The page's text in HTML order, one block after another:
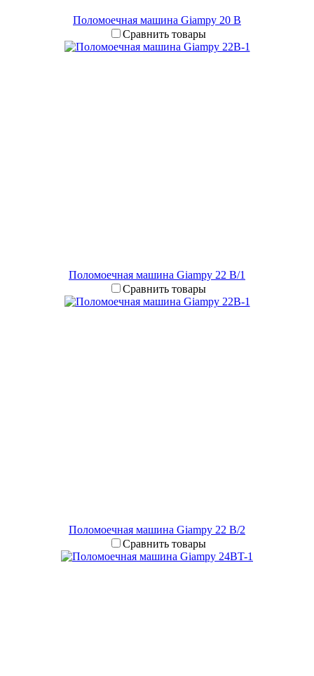
Поломоечная машина Giampy 20 B
Сравнить товары
Поломоечная машина Giampy 22 B/1
Сравнить товары
Поломоечная машина Giampy 22 B/2
Сравнить товары